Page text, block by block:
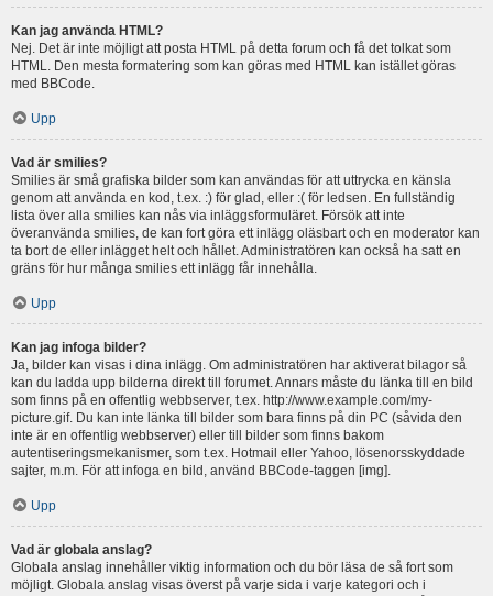
Kan jag använda HTML?
Nej. Det är inte möjligt att posta HTML på detta forum och få det tolkat som
HTML. Den mesta formatering som kan göras med HTML kan istället göras
med BBCode.
Upp
Vad är smilies?
Smilies är små grafiska bilder som kan användas för att uttrycka en känsla
genom att använda en kod, t.ex. :) för glad, eller :( för ledsen. En fullständig
lista över alla smilies kan nås via inläggsformuläret. Försök att inte
överanvända smilies, de kan fort göra ett inlägg oläsbart och en moderator kan
ta bort de eller inlägget helt och hållet. Administratören kan också ha satt en
gräns för hur många smilies ett inlägg får innehålla.
Upp
Kan jag infoga bilder?
Ja, bilder kan visas i dina inlägg. Om administratören har aktiverat bilagor så
kan du ladda upp bilderna direkt till forumet. Annars måste du länka till en bild
som finns på en offentlig webbserver, t.ex. http://www.example.com/my-
picture.gif. Du kan inte länka till bilder som bara finns på din PC (såvida den
inte är en offentlig webbserver) eller till bilder som finns bakom
autentiseringsmekanismer, som t.ex. Hotmail eller Yahoo, lösenorsskyddade
sajter, m.m. För att infoga en bild, använd BBCode-taggen [img].
Upp
Vad är globala anslag?
Globala anslag innehåller viktig information och du bör läsa de så fort som
möjligt. Globala anslag visas överst på varje sida i varje kategori och i